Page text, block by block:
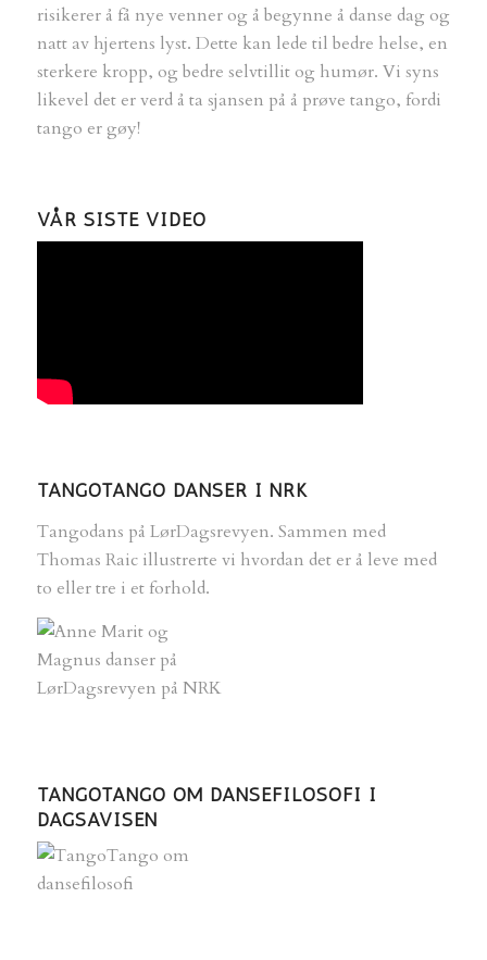
risikerer å få nye venner og å begynne å danse dag og
natt av hjertens lyst. Dette kan lede til bedre helse, en
sterkere kropp, og bedre selvtillit og humør. Vi syns
likevel det er verd å ta sjansen på å prøve tango, fordi
tango er gøy!
VÅR SISTE VIDEO
TANGOTANGO DANSER I NRK
Tangodans på LørDagsrevyen. Sammen med
Thomas Raic illustrerte vi hvordan det er å leve med
to eller tre i et forhold.
TANGOTANGO OM DANSEFILOSOFI I
DAGSAVISEN